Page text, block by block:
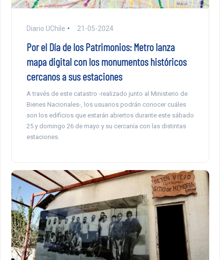
Diario UChile 21-05-2024
Por el Día de los Patrimonios: Metro lanza
mapa digital con los monumentos históricos
cercanos a sus estaciones
A través de este catastro -realizado junto al Ministerio de
Bienes Nacionales-, los usuarios podrán conocer cuáles
son los edificios que estarán abiertos durante este sábado
25 y domingo 26 de mayo y su cercanía con las distintas
estaciones.